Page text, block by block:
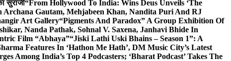
सुराजी“From Hollywood To India: Wins Deus Unveils ‘The
Gautam, Mehjabeen Khan, Nandita Puri And RJ
Art Gallery“Pigments And Paradox” A Group Exhibition Of
Nanda Pathak, Sohnal V. Saxena, Janhavi Bhide In
Film “Abhaya”“Jiski Lathi Uski Bhains – Season 1”: A
Features In ‘Hathon Me Hath’, DM Music City’s Latest
Among India’s Top 4 Podcasters; ‘Bharat Podcast’ Takes The